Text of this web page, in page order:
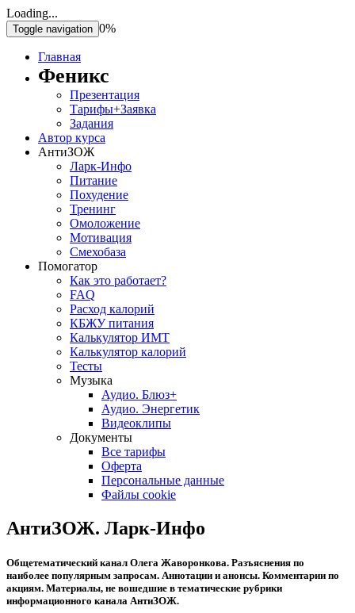
Loading...
Toggle navigation 0%
Главная
Феникс
Презентация
Тарифы+Заявка
Задания
Автор курса
АнтиЗОЖ
Ларк-Инфо
Питание
Похудение
Тренинг
Омоложение
Мотивация
Смехобаза
Помогатор
Как это работает?
FAQ
Расход калорий
КБЖУ питания
Калькулятор ИМТ
Калькулятор калорий
Тесты
Музыка
Аудио. Блюз+
Аудио. Энергетик
Видеоклипы
Документы
Все тарифы
Оферта
Персональные данные
Файлы cookie
АнтиЗОЖ. Ларк-Инфо
Общетематический канал Олега Жаворонкова. Разъяснения по
наиболее популярным запросам. Аннотации и анонсы. Комментарии по
акциям. Материалы, не вошедшие в тематические рубрики
информационного канала АнтиЗОЖ.